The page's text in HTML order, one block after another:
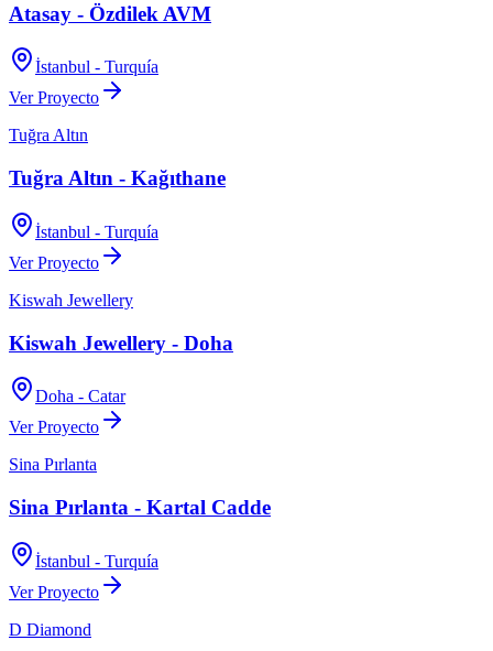
Atasay - Özdilek AVM
İstanbul - Turquía
Ver Proyecto
Tuğra Altın
Tuğra Altın - Kağıthane
İstanbul - Turquía
Ver Proyecto
Kiswah Jewellery
Kiswah Jewellery - Doha
Doha - Catar
Ver Proyecto
Sina Pırlanta
Sina Pırlanta - Kartal Cadde
İstanbul - Turquía
Ver Proyecto
D Diamond